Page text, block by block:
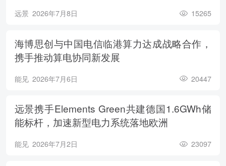
远景 2026年7月8日 15265
海博思创与中国电信临港算力达成战略合作，
携手推动算电协同新发展
能见 2026年7月6日 20447
远景携手Elements Green共建德国1.6GWh储
能标杆，加速新型电力系统落地欧洲
能见 2026年7月2日 23097